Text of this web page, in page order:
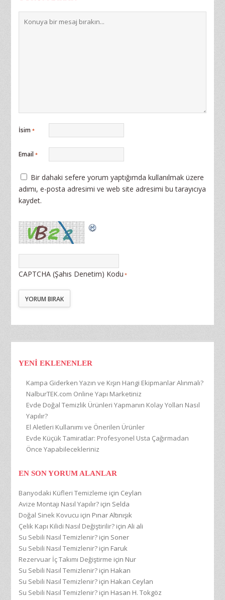
İsim*
Email*
Bir dahaki sefere yorum yaptığımda kullanılmak üzere
adımı, e-posta adresimi ve web site adresimi bu tarayıcıya
kaydet.
CAPTCHA (Şahıs Denetim) Kodu *
YENİ EKLENENLER
Kampa Giderken Yazın ve Kışın Hangi Ekipmanlar Alınmalı?
NalburTEK.com Online Yapı Marketiniz
Evde Doğal Temizlik Ürünleri Yapmanın Kolay Yolları Nasıl
Yapılır?
El Aletleri Kullanımı ve Önerilen Ürünler
Evde Küçük Tamiratlar: Profesyonel Usta Çağırmadan
Önce Yapabilecekleriniz
EN SON YORUM ALANLAR
Banyodaki Küfleri Temizleme için Ceylan
Avize Montajı Nasıl Yapılır? için Selda
Doğal Sinek Kovucu için Pınar Altınışık
Çelik Kapı Kilidi Nasıl Değiştirilir? içinAli ali
Su Sebili Nasıl Temizlenir? için Soner
Su Sebili Nasıl Temizlenir? için Faruk
Rezervuar İç Takımı Değiştirme için Nur
Su Sebili Nasıl Temizlenir? için Hakan
Su Sebili Nasıl Temizlenir? için Hakan Ceylan
Su Sebili Nasıl Temizlenir? için Hasan H. Tokgöz